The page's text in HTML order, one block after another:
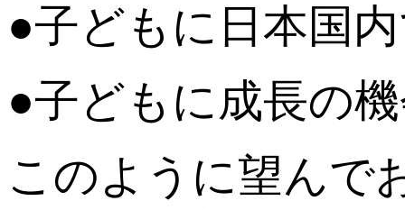
●子どもに日本国
●子どもに成長の
このように望んで